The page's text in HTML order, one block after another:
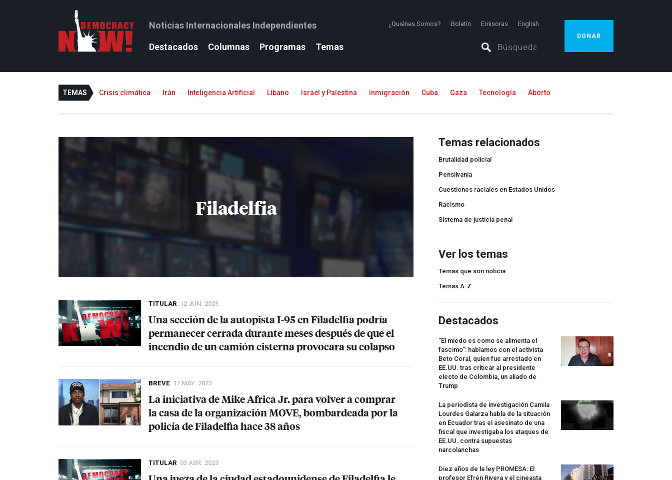
Noticias Internacionales Independientes ¿Quiénes Somos? Boletín Emisoras English
Destacados Columnas Programas Temas
DONAR
TEMAS Crisis climática Irán Inteligencia Artificial Líbano Israel y Palestina Inmigración Cuba Gaza Tecnología Aborto
Filadelfia
TITULAR 12 JUN. 2023
Una sección de la autopista I-95 en Filadelfia podría
permanecer cerrada durante meses después de que el
incendio de un camión cisterna provocara su colapso
BREVE 17 MAY. 2023
La iniciativa de Mike Africa Jr. para volver a comprar
la casa de la organización MOVE, bombardeada por la
policía de Filadelfia hace 38 años
TITULAR 03 ABR. 2023
Temas relacionados
Brutalidad policial
Pensilvania
Cuestiones raciales en Estados Unidos
Racismo
Sistema de justicia penal
Ver los temas
Temas que son noticia
Temas A-Z
Destacados
“El miedo es como se alimenta el
fascimo”: hablamos con el activista
Beto Coral, quien fue arrestado en
EE.UU. tras criticar al presidente
electo de Colombia, un aliado de
Trump
La periodista de investigación Camila
Lourdes Galarza habla de la situación
en Ecuador tras el asesinato de una
fiscal que investigaba los ataques de
EE.UU. contra supuestas
narcolanchas
Diez años de la ley PROMESA: El
profesor Efrén Rivera y el cineasta